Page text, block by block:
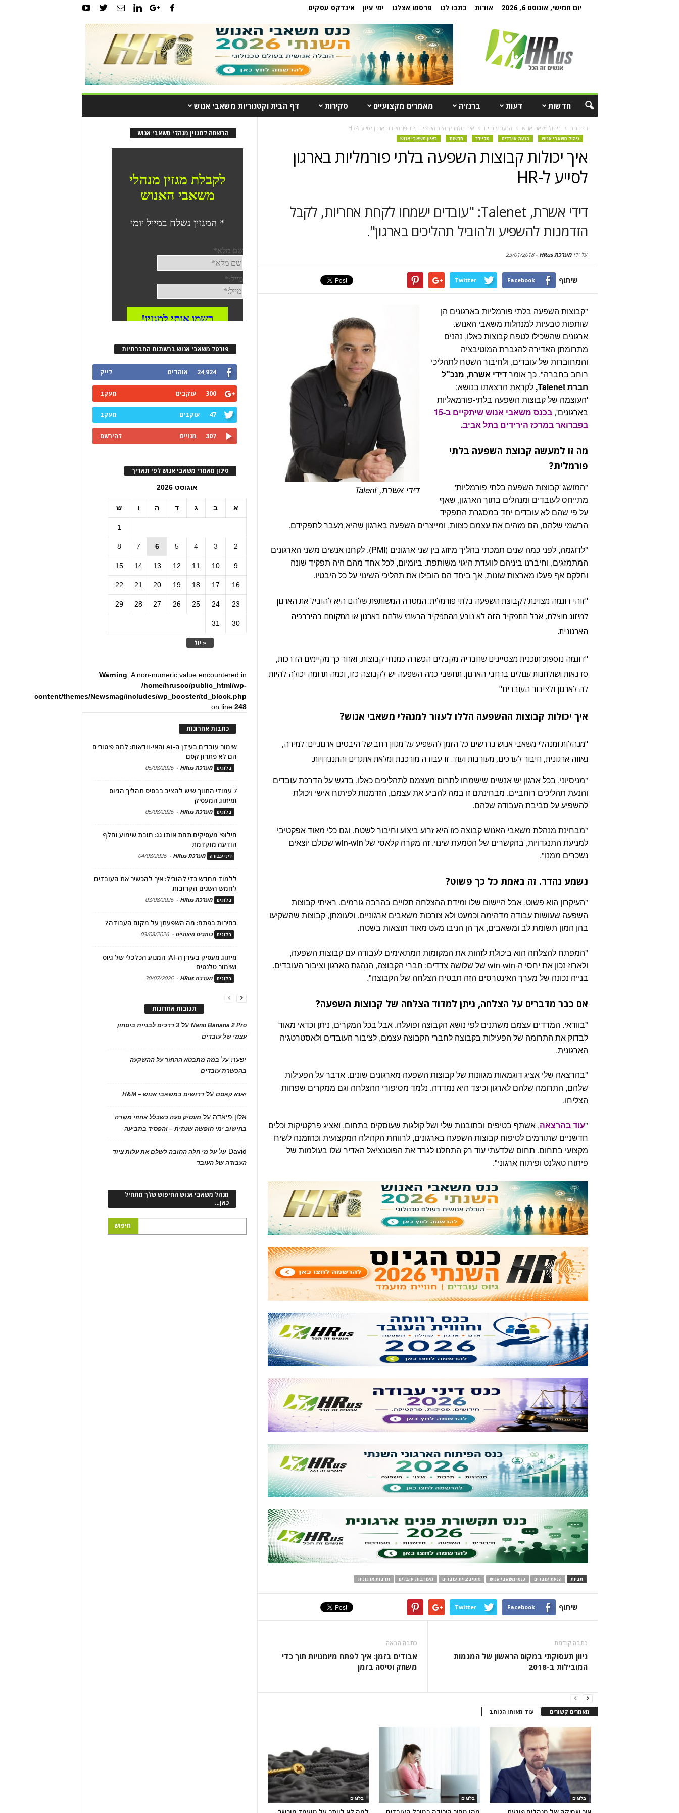
יום חמישי, אוגוסט 6, 2026 אודות כתבו לנו פרסמו אצלנו ימי עיון אינדקס עסקים
חדשות דעות ברנז'ה מאמרים מקצועיים סקירות דף הבית וקטגוריות משאבי אנוש
דף הבית ניהול משאבי אנוש הנעת עובדים איך יכולות קבוצות השפעה בלתי פורמליות בארגון לסייע ל-HR
ניהול משאבי אנוש הנעת עובדים סליידר חדשות ראיון משאבי אנוש
איך יכולות קבוצות השפעה בלתי פורמליות בארגון
לסייע ל-HR
דידי אשרת, Talenet: "עובדים ישמחו לקחת אחריות, לקבל
הזדמנות להשפיע ולהוביל תהליכים בארגון".
על ידימערכת HRus -
23/01/2018
שיתוף Facebook
Twitter
דידי אשרת, Talent
"קבוצות השפעה בלתי פורמליות בארגונים הן
שותפות טבעיות למנהלות משאבי האנוש.
ארגונים שהשכילו לטפח קבוצות כאלו, נהנים
מתרומתן האדירה להגברת המוטיבציה
והמחוברות של עובדים, ולחיבור השטח לתהליכי
רוחב בחברה". כך אומרדידי אשרת, מנכ"ל
חברת Talenet,
לקראת הרצאתו בנושא:
'העוצמה של קבוצות השפעה בלתי-פורמאליות
בארגונים',
בכנס משאבי אנוש שיתקיים ב-15
בפברואר במרכז הירידים בתל אביב.
מה זו למעשה קבוצת השפעה בלתי
פורמלית?
"המושג 'קבוצות השפעה בלתי פורמליות'
מתייחס לעובדים ומנהלים בתוך הארגון, שאף
על פי שהם לא עובדים יחד במסגרת התפקיד
הרשמי שלהם, הם מזהים את עצמם כצוות, ומייצרים השפעה בארגון שהיא מעבר לתפקידם.
"לדוגמה, לפני כמה שנים תמכתי בהליך מיזוג בין שני ארגונים (PMI). לקחנו אנשים משני הארגונים
המתמזגים, וחיברנו ביניהם לוועדת היגוי משותפת. ביומיום, לכל אחד מהם היה תפקיד שונה
וחלקם אף פעלו מארצות שונות, אך ביחד הם הובילו את תהליכי השינוי על כל היבטיו.
"זוהי דוגמה מצוינת לקבוצת השפעה בלתי פורמלית: המטרה המשותפת שלהם היא להוביל את הארגון
למיזוג מוצלח, אבל התפקיד הזה לא נובע מהתפקיד הרשמי שלהם בארגון או ממקומם בהיררכיה
הארגונית.
"דוגמה נוספת: תוכנית מצטיינים שחבריה מקבלים הכשרה כמנחי קבוצות, ואחר כך מקיימים הדרכות,
סדנאות ושולחנות עגולים ברחבי הארגון. תחשבי כמה השפעה יש לקבוצה כזו, וכמה תרומה יכולה להיות
לה לארגון ולציבור העובדים"
איך יכולות קבוצות ההשפעה הללו לעזור למנהלי משאבי אנוש?
"מנהלות ומנהלי משאבי אנוש נדרשים כל הזמן להשפיע על מגוון רחב של היבטים ארגוניים: למידה,
גאווה ארגונית, חיבור לערכים, מעורבות ועוד. זו עבודה מורכבת ומלאת אתגרים והתנגדויות.
"מניסיוני, בכל ארגון יש אנשים שישמחו לתרום מעצמם לתהליכים כאלו, בדגש על הדרכת עובדים
והנעת תהליכים רוחביים. מבחינתם זו במה להביע את עצמם, הזדמנות לפיתוח אישי ויכולת
להשפיע על סביבת העבודה שלהם.
"מבחינת מנהלת משאבי האנוש קבוצה כזו היא זרוע ביצוע וחיבור לשטח. וגם כלי מאוד אפקטיבי
למניעת התנגדויות, בהקשרים של הטמעת שינוי. זה מקרה קלאסי של win-win שכולם יוצאים
נשכרים ממנו".
נשמע נהדר. זה באמת כל כך פשוט?
"העיקרון הוא פשוט, אבל היישום שלו ומידת ההצלחה תלויים בהרבה גורמים. ראיתי קבוצות
השפעה שעושות עבודה מדהימה וכמעט ולא צורכות משאבים ארגוניים. ולעומתן, קבוצות שהשקיעו
בהן המון תשומת לב ומשאבים, אך הן הניבו מעט מאוד תוצאות בשטח.
"המפתח להצלחה הוא ביכולת לזהות את המקומות המתאימים לעבודה עם קבוצות השפעה,
ולארוז נכון את יחסי ה-win-win של שלושה צדדים: חברי הקבוצה, הנהגת הארגון וציבור העובדים.
בנייה נכונה של מערך האינטרסים הזה תבטיח הצלחה של הקבוצה".
אם כבר מדברים על הצלחה, ניתן למדוד הצלחה של קבוצות השפעה?
"בוודאי. המדדים עצמם משתנים לפי נושא הקבוצה ופועלה. אבל בכל המקרים, ניתן וכדאי מאוד
לבדוק את התרומה של הפעילות בקבוצה לחברי הקבוצה עצמם, לציבור העובדים ולאסטרטגיה
הארגונית.
"בהרצאה שלי אציג דוגמאות מגוונות של קבוצות השפעה מארגונים שונים. אדבר על הפעילות
שלהם, התרומה שלהם לארגון וכיצד היא נמדדה. נלמד מסיפורי ההצלחה וגם ממקרים שפחות
הצליחו.
"עוד בהרצאה, אשתף בטיפים ובתובנות שלי ושל קולגות שעוסקים בתחום, ואציג פרקטיקות וכלים
חדשניים שתורמים לטיפוח קבוצות השפעה בארגונים, לרווחת הקהילה המקצועית וכהזמנה לשיח
מקצועי בתחום. תחום שלדעתי עוד רק התחלנו לגרד את הפוטנציאל האדיר שלו בעולמות של
פיתוח טאלנט ופיתוח ארגוני".
תגיות הנעת עובדים כנסי משאבי אנוש מוטיבציית עובדים מעורבות עובדים תרבות ארגונית
שיתוף Facebook
Twitter
כתבה קודמת
גיוון תעסוקתי במקום הראשון של המגמות
המובילות ב-2018
כתבה הבאה
אבודים בזמן: איך לפתח מיומנויות תוך כדי
משחק וטיסה בזמן
מאמרים קשורים עוד מאותו הכותב
בלוגים בלוגים בלוגים
הרשמה למגזין מנהלי משאבי אנוש
פורטל משאבי אנוש ברשתות החברתיות
24,924 אוהדים לייק
300 עוקבים מעקב
47 עוקבים מעקב
307 מנויים להירשם
סינון מאמרי משאבי אנוש לפי תאריך
אוגוסט 2026
א ב ג ד ה ו ש
« יול
1
2
3
4
5
6
7
8
9
10
11
12
13
14
15
16
17
18
19
20
21
22
23
24
25
26
27
28
29
30
31
Warning: A non-numeric value encountered in
/home/hrusco/public_html/wp-
content/themes/Newsmag/includes/wp_booster/td_block.php
on line248
כתבות אחרונות
שימור עובדים בעידן ה-AI והאי-וודאות: למה פיטורים
הם לא פתרון קסם
בלוגים מערכת HRus -
05/08/2026
7 עמודי התווך שיש להציב בבסיס תהליך הגיוס
ומיתוג המעסיק
בלוגים מערכת HRus -
05/08/2026
חילופי מעסיקים תחת אותו גג: חובת שימוע וחלף
הודעה מוקדמת
דיני עבודה מערכת HRus -
04/08/2026
ללמוד מחדש כדי להוביל: איך להכשיר את העובדים
לחמש השנים הקרובות
בלוגים מערכת HRus -
03/08/2026
בחירות בפתח: מה השפעתן על מקום העבודה?
בלוגים כותבים חיצוניים -
03/08/2026
מיתוג מעסיק בעידן ה-AI: המנוע הכלכלי של גיוס
ושימור טלנטים
בלוגים מערכת HRus -
30/07/2026
תגובות אחרונות
Nano Banana 2 Proעל
3 דרכים לבניית ביטחון
עצמי של עובדים
יפעתעל במה מתבטא ההחזר על ההשקעה
בהכשרת עובדים
יאנא קאסםעלדרושים במשאבי אנוש – H&M
אלון פיאדה על מעסיק טעה כשכלל אחוזי משרה
בחישוב ימי חופשה שנתית – והפסיד בתביעה
David עלעל מי חלה החובה לשלם את עלות ציוד
העבודה של העובד
מנהל משאבי אנוש החיפוש שלך מתחיל
כאן…